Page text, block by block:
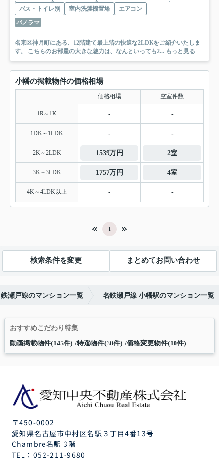
バス・トイレ別
室内洗濯機置場
エアコン
パノラマ
名東区神月町にある、12階建て最上階の快適な2LDKをご紹介いたしま
す。 こちらのお部屋の大きな魅力は、なんといっても2... もっと見る
小幡の掲載物件の価格相場
価格相場 空室件数
1R～1K - -
1DK～1LDK - -
2K～2LDK 1539万円 2室
3K～3LDK 1757万円 4室
4K～4LDK以上 - -
1
検索条件を変更 まとめてお問い合わせ
瀬戸線のマンション一覧 名鉄瀬戸線 小幡駅のマンション一覧
おすすめこだわり特集
動画掲載物件(145件) 特選物件(30件) 価格変更物件(10件)
〒450-0002
愛知県名古屋市中村区名駅３丁目4番13号
Chambre名駅 3階
TEL： 052-211-9680